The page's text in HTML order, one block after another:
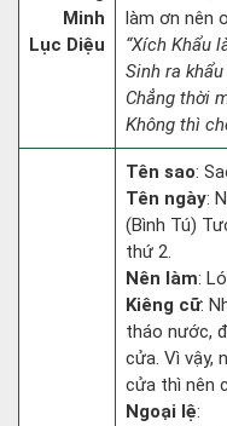
Minh
Lục Diệu
làm ơn nên
“Xích Khẩu
Sinh ra
Chẳng thời
Không thì
Tên sao:
Tên ngày:
(Bình Tú)
thứ 2.
Nên làm:
Kiêng cữ:
tháo nước,
cửa. Vì vậy,
cửa thì nên
Ngoại lệ: